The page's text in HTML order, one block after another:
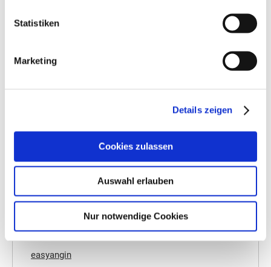
Statistiken
Marketing
Details zeigen
Cookies zulassen
Auswahl erlauben
Nur notwendige Cookies
EASYEAR ORENTROPFEN
easyangin